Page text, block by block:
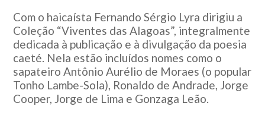
Com o haicaísta Fernando Sérgio Lyra dirigiu a
Coleção “Viventes das Alagoas”, integralmente
dedicada à publicação e à divulgação da poesia
caeté. Nela estão incluídos nomes como o
sapateiro Antônio Aurélio de Moraes (o popular
Tonho Lambe-Sola), Ronaldo de Andrade, Jorge
Cooper, Jorge de Lima e Gonzaga Leão.